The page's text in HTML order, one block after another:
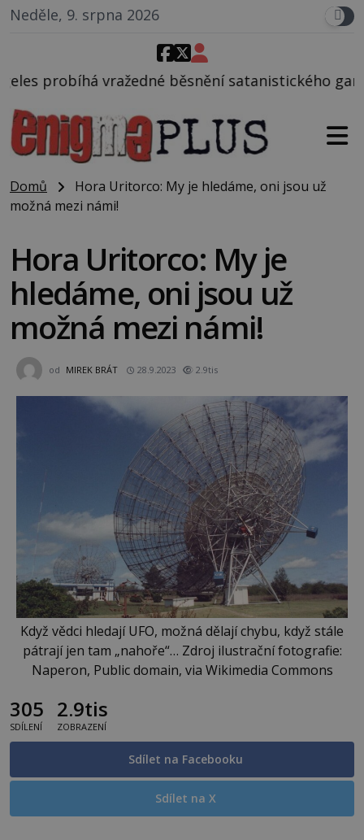
Neděle, 9. srpna 2026
běsnění satanistického gangu vedeného
Domů
Hora Uritorco: My je hledáme, oni jsou už
možná mezi námi!
Hora Uritorco: My je
hledáme, oni jsou už
možná mezi námi!
od MIREK BRÁT 28.9.2023 2.9tis
Když vědci hledají UFO, možná dělají chybu, když stále
pátrají jen tam „nahoře“… Zdroj ilustrační fotografie:
Naperon, Public domain, via Wikimedia Commons
305
SDÍLENÍ
2.9tis
ZOBRAZENÍ
Sdílet na Facebooku
Sdílet na X